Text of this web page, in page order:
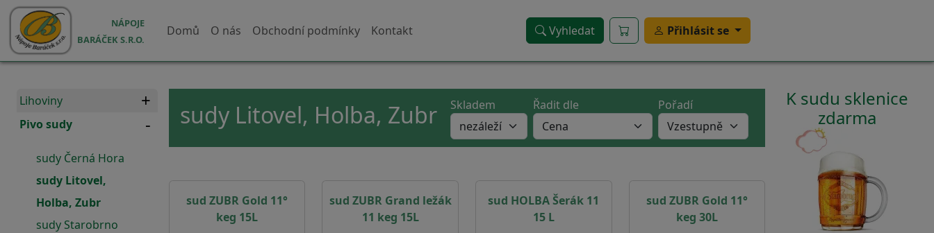
Přejít k hlavnímu obsahu
NÁPOJE
BARÁČEK S.R.O.
Hlavní navigace
Domů O nás Obchodní podmínky Kontakt Vyhledat Přihlásit se
Lihoviny
Pivo sudy
sudy Černá Hora
sudy Litovel,
Holba, Zubr
sudy Starobrno
sudy Litovel, Holba, Zubr Skladem Řadit dle Pořadí
sud ZUBR Gold 11°
keg 15L
sud ZUBR Grand ležák
11 keg 15L
sud HOLBA Šerák 11
15 L
sud ZUBR Gold 11°
keg 30L
K sudu sklenice
zdarma